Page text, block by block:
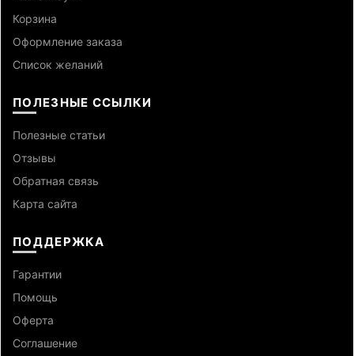
Корзина
Оформление заказа
Список желаний
ПОЛЕЗНЫЕ ССЫЛКИ
Полезные статьи
Отзывы
Обратная связь
Карта сайта
ПОДДЕРЖКА
Гарантии
Помощь
Оферта
Cоглашение